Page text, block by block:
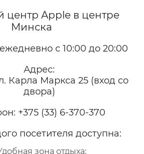
центр Apple в центре
Минска
с 10:00 до 20:00
Адрес:
Карла Маркса 25 (вход со
двора)
+375 (33) 6-370-370
посетителя доступна:
зона отдыха;